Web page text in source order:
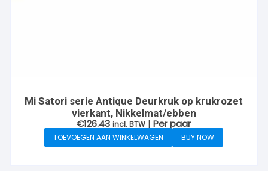
Mi Satori serie Antique Deurkruk op krukrozet
vierkant, Nikkelmat/ebben
€126.43 incl. BTW | Per paar
TOEVOEGEN AAN WINKELWAGEN BUY NOW